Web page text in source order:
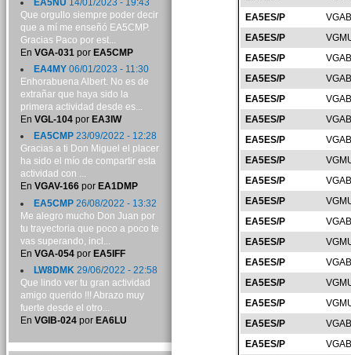
EA5ES/P
EA5ES/P
EA5ES/P
EA5ES/P
EA5ES/P
EA5ES/P
EA5ES/P
EA5ES/P
EA5ES/P
EA5ES/P
EA5ES/P
EA5ES/P
EA5ES/P
EA5ES/P
EA5ES/P
EA5ES/P
EA5ES/P
Que orgullo siempre poder decir
que a mí me enseñó EA5CMP.
Gracias Paco por est...
En VGA-031 por EA5CMP
EA4MY06/01/2023 - 11:30
Enhorabuena Albert. No es de
extrañar que haya sido la
primera actividad desde es...
En VGL-104por EA3IW
EA5CMP23/09/2022 - 12:28
Gracias a ti Don Miguel el placer
ha sido el mío de compartir esta
actividad con ...
En VGAV-166por EA1DMP
EA5CMP26/08/2022 - 13:32
Me alegro mucho Don Juan por
tu trayectoria que poco a poco te
vas superando, incl...
En VGA-054por EA5IFF
LW8DMK29/06/2022 - 22:58
Que lindo ver tu gran actividad
amigo querido !!! Abrazo muy
fuerte desde el otro...
En VGIB-024por EA6LU